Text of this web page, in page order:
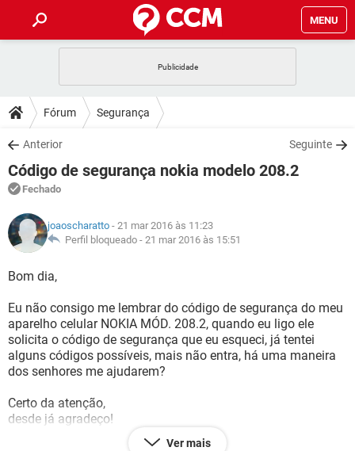
MENU
CELULAR
OUTLOOK
INSTAGRAM GMAIL
GUIA DE COMPRAS
DICAS
JOGOS
OUTLOOK
INSTAGRAM
GUIA DE COMPRAS
DOWNLOADS
JOGOS WHATSAPP
CELULAR
OUTLOOK EXCEL
INSTAGRAM
GUIA DE COMPRAS
FÓRUM
JOGOS
CELULAR FACEBOOK
GUIA DE COMPRAS
GLOSSÁRIO
JOGOS
CELULAR
OUTLOOK EXCEL
INSTAGRAM GMAIL
GUIA DE COMPRAS
Fórum Segurança
Anterior Seguinte
Código de segurança nokia modelo 208.2
Fechado
joaoscharatto - 21 mar 2016 às 11:23
Perfil bloqueado - 21 mar 2016 às 15:51
Bom dia,
Eu não consigo me lembrar do código de segurança do meu
aparelho celular NOKIA MÓD. 208.2, quando eu ligo ele
solicita o código de segurança que eu esqueci, já tentei
alguns códigos possíveis, mais não entra, há uma maneira
dos senhores me ajudarem?
Certo da atenção,
desde já agradeço!
Ver mais